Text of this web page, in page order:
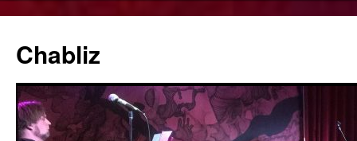
Chabliz